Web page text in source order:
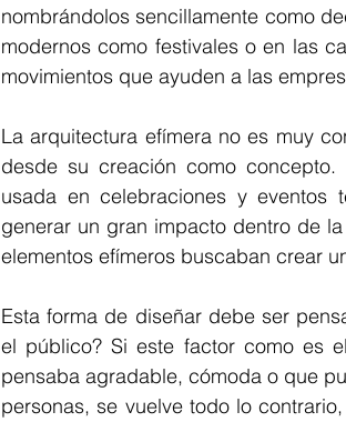
nombrándolos sencillamente como
modernos como festivales o en las
movimientos que ayuden a las
La arquitectura efímera no es muy
desde su creación como
usada en celebraciones y eventos
generar un gran impacto dentro de
elementos efímeros buscaban crear
Esta forma de diseñar debe ser
el público? Si este factor como es
pensaba agradable, cómoda o que
personas, se vuelve todo lo